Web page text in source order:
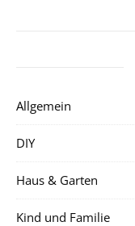
Allgemein
DIY
Haus & Garten
Kind und Familie